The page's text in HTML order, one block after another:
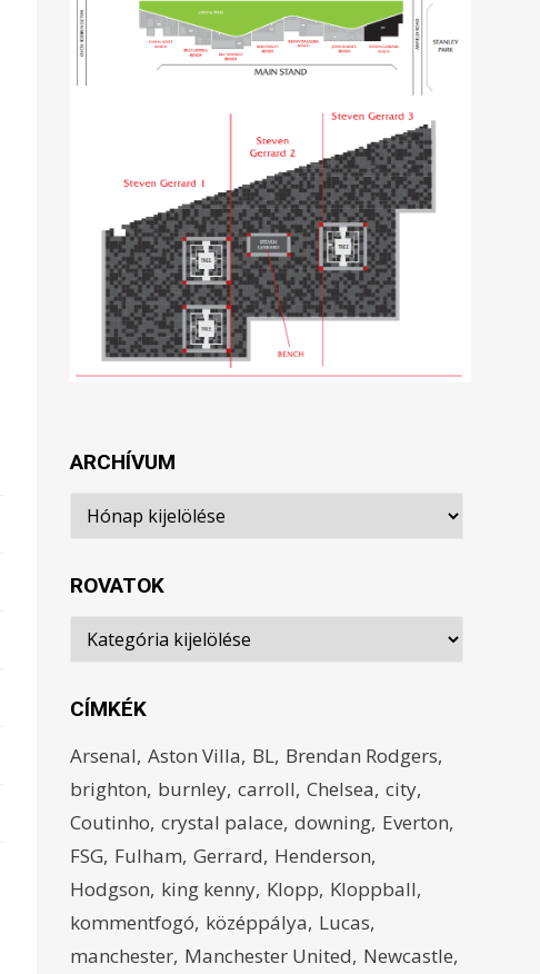
ARCHÍVUM
Archívum
ROVATOK
Rovatok
CÍMKÉK
Arsenal Aston Villa BL Brendan Rodgers
brighton burnley carroll Chelsea city
Coutinho crystal palace downing Everton
FSG Fulham Gerrard Henderson
Hodgson king kenny Klopp Kloppball
kommentfogó középpálya Lucas
manchester Manchester United Newcastle